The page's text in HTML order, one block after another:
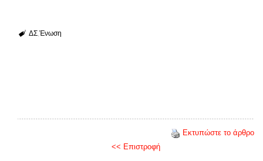
ΔΣ Ένωση
Εκτυπώστε το άρθρο
<< Επιστροφή